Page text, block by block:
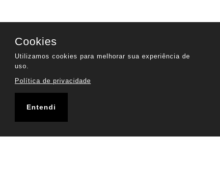
Cookies
Utilizamos cookies para melhorar sua experiência de
uso.
Política de privacidade
Entendi